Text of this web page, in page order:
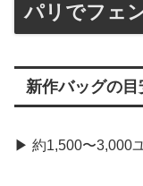
パリでフェ
新作バッグの目
▶ 約1,500〜3,000